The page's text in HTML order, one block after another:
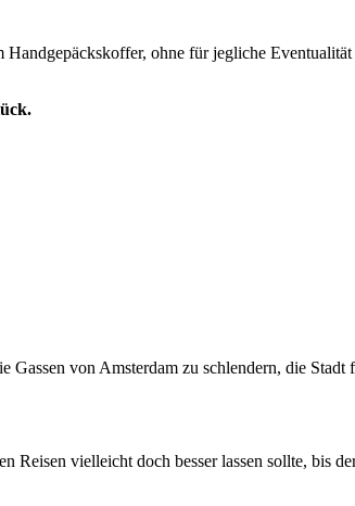
ohne für jegliche
von Amsterdam zu schlendern, die
vielleicht doch besser lassen sollte, bis